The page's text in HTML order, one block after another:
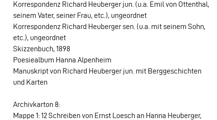
Korrespondenz Richard Heuberger jun. (u.a. Emil von Ottenthal,
seinem Vater, seiner Frau, etc.), ungeordnet
Korrespondenz Richard Heuberger sen. (u.a. mit seinem Sohn,
etc.), ungeordnet
Skizzenbuch, 1898
Poesiealbum Hanna Alpenheim
Manuskript von Richard Heuberger jun. mit Berggeschichten
und Karten
Archivkarton 8:
Mappe 1: 12 Schreiben von Ernst Loesch an Hanna Heuberger,